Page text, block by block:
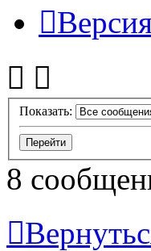
Показать:
8